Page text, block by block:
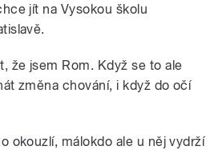
jít na Vysokou školu
že jsem Rom. Když se to ale
změna chování, i když do očí
okouzlí, málokdo ale u něj vydrží